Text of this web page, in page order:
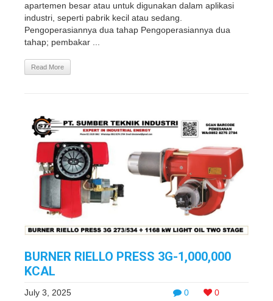
apartemen besar atau untuk digunakan dalam aplikasi
industri, seperti pabrik kecil atau sedang.
Pengoperasiannya dua tahap Pengoperasiannya dua
tahap; pembakar ...
Read More
BURNER RIELLO PRESS 3G-1,000,000
KCAL
0 0
July 3, 2025